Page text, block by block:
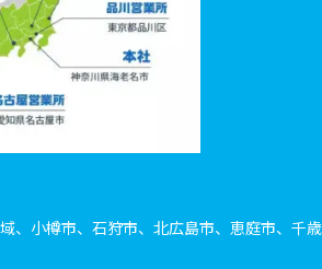
、小樽市、石狩市、北広島市、恵庭市、千歳